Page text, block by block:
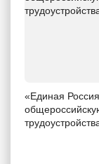
«Единая